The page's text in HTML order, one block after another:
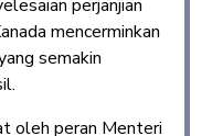
perjanjian
mencerminkan
semakin
oleh peran Menteri